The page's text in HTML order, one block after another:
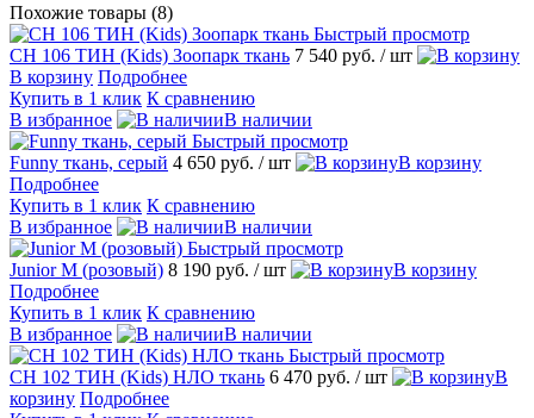
Похожие товары (8)
Быстрый просмотр
CH 106 ТИН (Kids) Зоопарк ткань 7 540 руб. / шт
В корзину Подробнее
Купить в 1 клик К сравнению
В избранное
В наличии
Быстрый просмотр
Funny ткань, серый 4 650 руб. / шт
В корзину
Подробнее
Купить в 1 клик К сравнению
В избранное
В наличии
Быстрый просмотр
Junior M (розовый) 8 190 руб. / шт
В корзину
Подробнее
Купить в 1 клик К сравнению
В избранное
В наличии
Быстрый просмотр
CH 102 ТИН (Kids) НЛО ткань 6 470 руб. / шт
В
корзину Подробнее